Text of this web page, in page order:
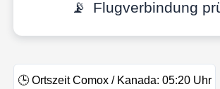
📡 Flugverbindung
🕒 Ortszeit Comox / Kanada: 05:20 Uhr